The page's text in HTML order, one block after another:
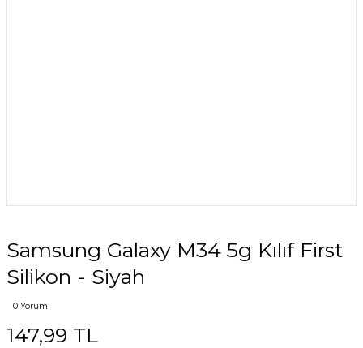
Samsung Galaxy M34 5g Kılıf First
Silikon - Siyah
0 Yorum
147,99 TL